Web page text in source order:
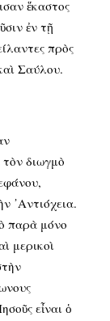
ἕκαστος
ἐν τῇ
πρὸς
Σαύλου.
τὸν διωγμὸ
᾿Αντιόχεια.
παρὰ μόνο
μερικοὶ
εἶναι ὁ